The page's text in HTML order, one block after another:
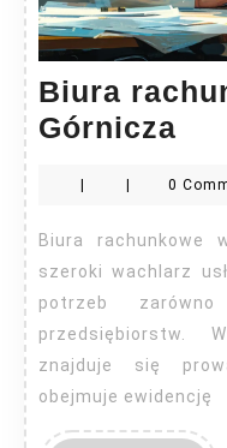
Biura
Górnicza
0
Biura rachunkowe w Dąbrowie Górniczej oferują
szeroki wachlarz
potrzeb
przedsiębiorstw.
znajduje się
obejmuje ewidencję